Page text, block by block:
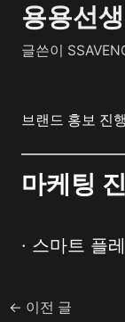
용용선
글쓴이
브랜드 홍보 진
마케팅
· 스마트 플
← 이전 글